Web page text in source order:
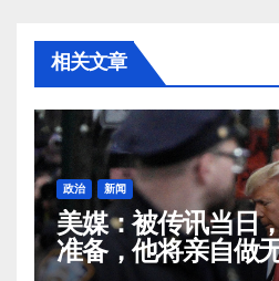
相关文章
政治 新闻
美媒：被传讯当日
准备，他将亲自做